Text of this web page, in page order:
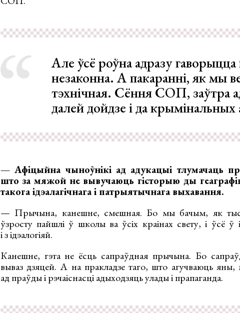
Але ўсё роўна адразу
незаконна. А пакаранні, як мы
тэхнічная. Сёння СОП, заўтра
далей дойдзе і да
— Афіцыйна чыноўнікі ад адукацыі тлумачаць
што за мяжой не вывучаюць гісторыю ды
такога ідэалагічнага і патрыятычнага выхавання.
— Прычына, канешне, смешная. Бо мы бачым, як
ўзросту пайшлі ў школы ва ўсіх краінах свету, і ўсё ў
і з ідэалогіяй.
Канешне, гэта не ёсць сапраўдная прычына. Бо
вываз дзяцей. А на пракладзе таго, што агучваюць
ад праўды і рэчаіснасці адыходзяць улады і прапаганда.